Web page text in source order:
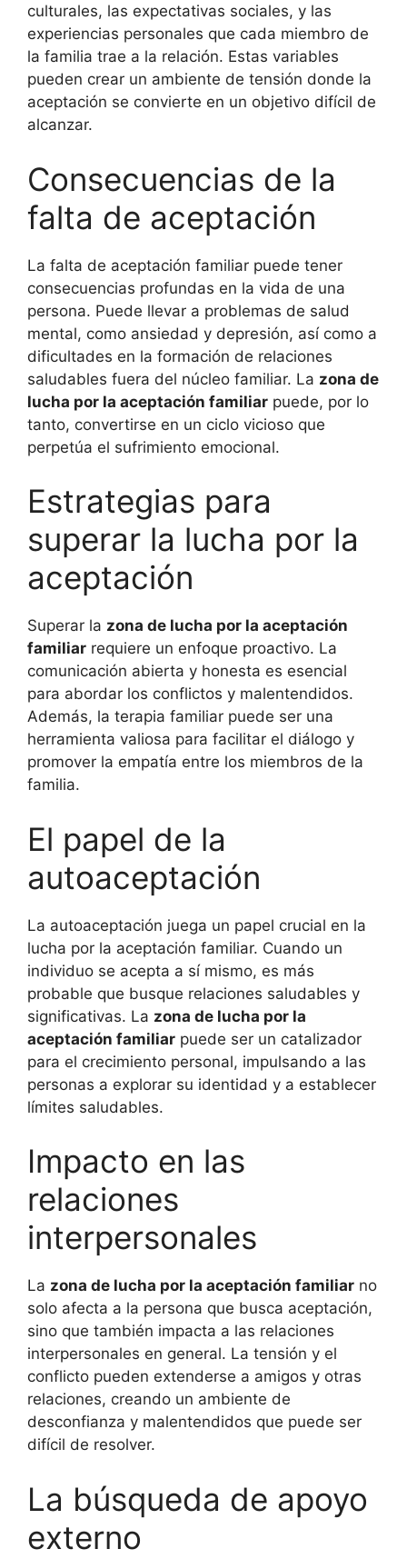
culturales, las expectativas sociales, y las
experiencias personales que cada miembro de
la familia trae a la relación. Estas variables
pueden crear un ambiente de tensión donde la
aceptación se convierte en un objetivo difícil de
alcanzar.
Consecuencias de la
falta de aceptación
La falta de aceptación familiar puede tener
consecuencias profundas en la vida de una
persona. Puede llevar a problemas de salud
mental, como ansiedad y depresión, así como a
dificultades en la formación de relaciones
saludables fuera del núcleo familiar. La zona de
lucha por la aceptación familiar puede, por lo
tanto, convertirse en un ciclo vicioso que
perpetúa el sufrimiento emocional.
Estrategias para
superar la lucha por la
aceptación
Superar la zona de lucha por la aceptación
familiar requiere un enfoque proactivo. La
comunicación abierta y honesta es esencial
para abordar los conflictos y malentendidos.
Además, la terapia familiar puede ser una
herramienta valiosa para facilitar el diálogo y
promover la empatía entre los miembros de la
familia.
El papel de la
autoaceptación
La autoaceptación juega un papel crucial en la
lucha por la aceptación familiar. Cuando un
individuo se acepta a sí mismo, es más
probable que busque relaciones saludables y
significativas. La zona de lucha por la
aceptación familiar puede ser un catalizador
para el crecimiento personal, impulsando a las
personas a explorar su identidad y a establecer
límites saludables.
Impacto en las
relaciones
interpersonales
La zona de lucha por la aceptación familiar no
solo afecta a la persona que busca aceptación,
sino que también impacta a las relaciones
interpersonales en general. La tensión y el
conflicto pueden extenderse a amigos y otras
relaciones, creando un ambiente de
desconfianza y malentendidos que puede ser
difícil de resolver.
La búsqueda de apoyo
externo